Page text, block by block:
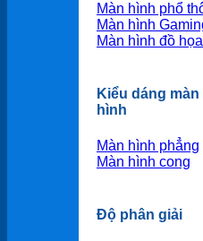
Màn hình phổ
Màn hình
Màn hình đồ họa
Kiểu dáng màn
hình
Màn hình phẳng
Màn hình cong
Độ phân giải